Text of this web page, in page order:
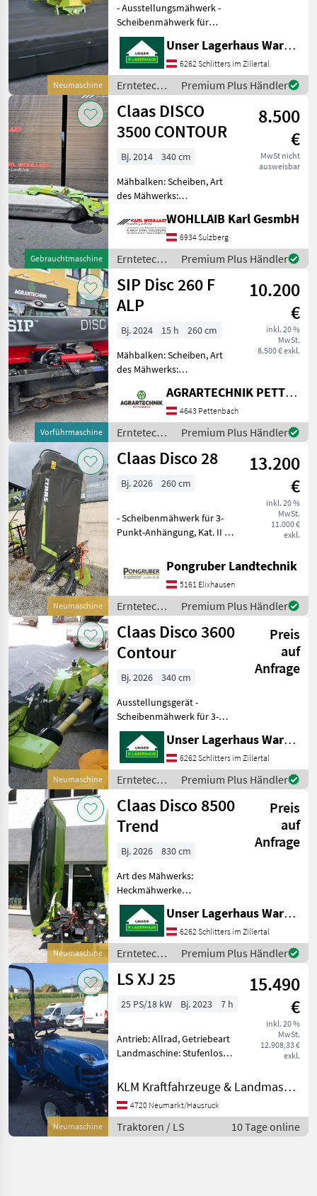
Neumaschine
- Ausstellungsmähwerk -
Scheibenmähwerk für
Frontanbau - Arbeitsbreite
3, 00 m -
Niedrigdrehzahlkonzept
mit Drehzahlreduzierung
auf 850 U/min MAX CUT
Mähbalken:
Unser Lagerhaus Warenhandelsges.m.b.H.
6262 Schlitters im Zillertal
Erntetechnik
Grünland /
Claas
Premium Plus Händler
Gebrauchtmaschine
Claas DISCO
3500 CONTOUR
8.500
€
MwSt nicht
ausweisbar
Bj. 2014
340 cm
Mähbalken: Scheiben, Art
des Mähwerks:
Hochstellung,
Außenschutz, Klingenbox
Claas Disco 3500 Contour -
Baujahr 2014 - Arbeitsbreite
340cm - Gelenk
WOHLLAIB Karl GesmbH
6934 Sulzberg
Erntetechnik
Grünland /
Claas
Premium Plus Händler
Vorführmaschine
SIP Disc 260 F
ALP
10.200
€
inkl. 20 %
MwSt.
8.500 € exkl.
Bj. 2024 15 h
260 cm
Mähbalken: Scheiben, Art
des Mähwerks:
Klingenschnellverschluss
Das Mähwerk der Marke SIP,
Modell aus dem Baujahr
2024, ist ein hochmodernes
landwirtsch
AGRARTECHNIK PETTENBACH GMBH
4643 Pettenbach
Erntetechnik
Grünland /
SIP
Premium Plus Händler
Neumaschine
Claas Disco 28
13.200
€
inkl. 20 %
MwSt.
11.000 €
exkl.
Bj. 2026 260 cm
- Scheibenmähwerk für 3-
Punkt-Anhängung, Kat. II -
Klappwinkel in
Transportstellung 95° -
Niedrigdrehzahlkonzept
mit Drehzahlreduzierung
au
Pongruber Landtechnik
5161 Elixhausen
Erntetechnik
Grünland /
Claas
Premium Plus Händler
Neumaschine
Claas Disco 3600
Contour
Preis
auf
Anfrage
Bj. 2026
340 cm
Ausstellungsgerät -
Scheibenmähwerk für 3-
Punkt-Anhängung, Kat. II -
Mittenaufhängung -
Arbeitsbreite 3, 40 m -
Hauptrahmen
schwerpunktoptimiert
durch schräg na
Unser Lagerhaus Warenhandelsges.m.b.H.
6262 Schlitters im Zillertal
Erntetechnik
Grünland /
Claas
Premium Plus Händler
Neumaschine
Claas Disco 8500
Trend
Preis
auf
Anfrage
Bj. 2026
830 cm
Art des Mähwerks:
Heckmähwerke
Ausstellungsmodell -
Großflächenmähwerk für
Traktor-Heckanbau, Kat. III -
Arbeitsbreite 8, 30 m (8, 10
m) - Hauptrahmen
schwerpunk
Unser Lagerhaus Warenhandelsges.m.b.H.
6262 Schlitters im Zillertal
Erntetechnik
Grünland /
Claas
Premium Plus Händler
Neumaschine
LS XJ 25
15.490
€
inkl. 20 %
MwSt.
12.908,33 €
exkl.
25 PS/18 kW Bj. 2023 7 h
Antrieb: Allrad, Getriebeart
Landmaschine: Stufenloses
Kabine,
Zapfwellendrehzahl: 540,
Höchstgeschwindigkeit in
km/h: 25 km/h, Oberlenker
hinte
KLM Kraftfahrzeuge & Landmaschinen GmbH
4720 Neumarkt/Hausruck
Traktoren / LS 10 Tage online